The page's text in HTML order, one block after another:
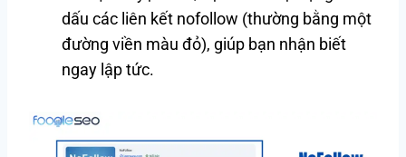
dấu các liên kết nofollow (thường bằng một
đường viền màu đỏ), giúp bạn nhận biết
ngay lập tức.